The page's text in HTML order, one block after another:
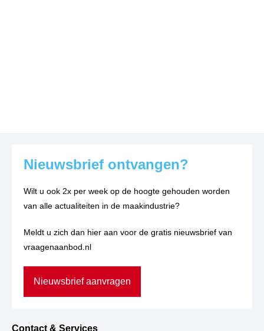
Nieuwsbrief ontvangen?
Wilt u ook 2x per week op de hoogte gehouden worden
van alle actualiteiten in de maakindustrie?
Meldt u zich dan hier aan voor de gratis nieuwsbrief van
vraagenaanbod.nl
Nieuwsbrief aanvragen
Contact & Services